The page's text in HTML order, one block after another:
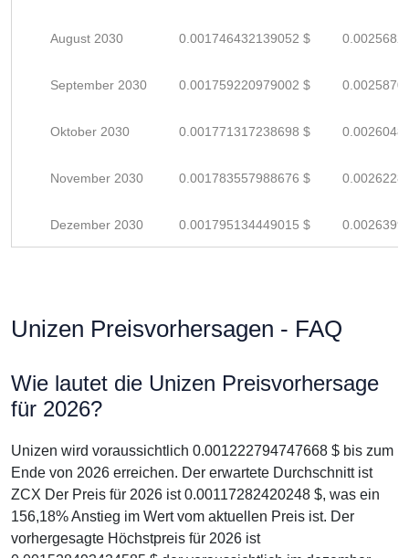
August 2030 0.001746432139052 $
September 2030 0.001759220979002 $
Oktober 2030 0.001771317238698 $
November 2030 0.001783557988676 $
Dezember 2030 0.001795134449015 $
Unizen Preisvorhersagen - FAQ
Wie lautet die Unizen Preisvorhersage
für 2026?
Unizen wird voraussichtlich 0.001222794747668 $ bis zum
Ende von 2026 erreichen. Der erwartete Durchschnitt ist
ZCX Der Preis für 2026 ist 0.00117282420248 $, was ein
156,18% Anstieg im Wert vom aktuellen Preis ist. Der
vorhergesagte Höchstpreis für 2026 ist